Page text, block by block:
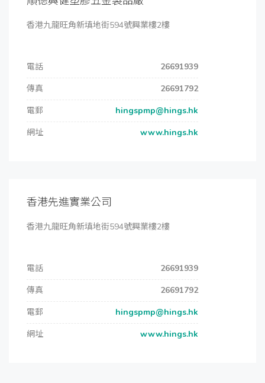
香港九龍旺角新填地街594號興業樓2樓
電話
26691939
傳真
26691792
電郵
hingspmp@hings.hk
網址
www.hings.hk
香港先進實業公司
香港九龍旺角新填地街594號興業樓2樓
電話
26691939
傳真
26691792
電郵
hingspmp@hings.hk
網址
www.hings.hk